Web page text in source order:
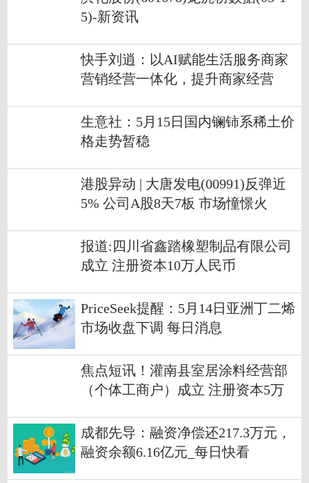
5)-新资讯
快手刘逍：以AI赋能生活服务商家
营销经营一体化，提升商家经营
生意社：5月15日国内镧铈系稀土价
格走势暂稳
港股异动 | 大唐发电(00991)反弹近
5% 公司A股8天7板 市场憧憬火
报道:四川省鑫踏橡塑制品有限公司
成立 注册资本10万人民币
PriceSeek提醒：5月14日亚洲丁二烯
市场收盘下调 每日消息
焦点短讯！灌南县室居涂料经营部
（个体工商户）成立 注册资本5万
成都先导：融资净偿还217.3万元，
融资余额6.16亿元_每日快看